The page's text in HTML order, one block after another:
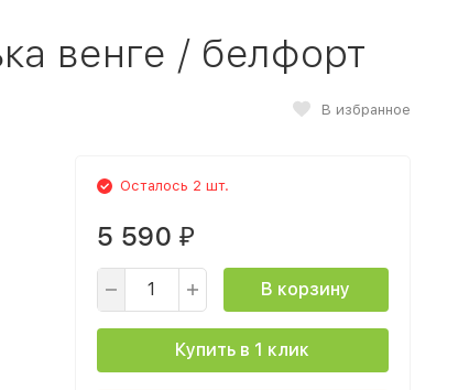
венге / белфорт
В избранное
Осталось 2 шт.
5 590 ₽
В корзину
Купить в 1 клик